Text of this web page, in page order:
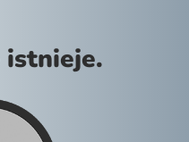
istnieje.